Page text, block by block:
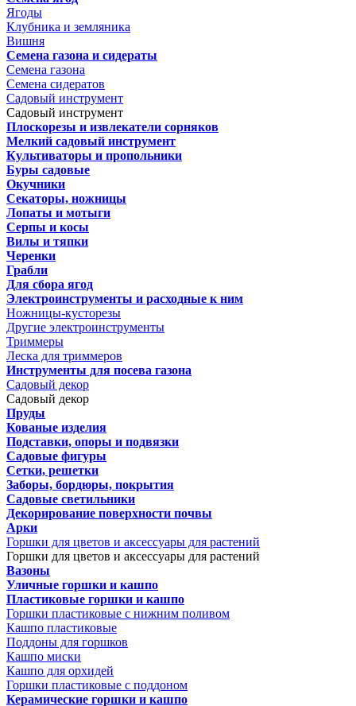
Ягоды
Клубника и земляника
Вишня
Семена газона и сидераты
Семена газона
Семена сидератов
Садовый инструмент
Садовый инструмент
Плоскорезы и извлекатели сорняков
Мелкий садовый инструмент
Культиваторы и пропольники
Буры садовые
Окучники
Секаторы, ножницы
Лопаты и мотыги
Серпы и косы
Вилы и тяпки
Черенки
Грабли
Для сбора ягод
Электроинструменты и расходные к ним
Ножницы-кусторезы
Другие электроинструменты
Триммеры
Леска для триммеров
Инструменты для посева газона
Садовый декор
Садовый декор
Пруды
Кованые изделия
Подставки, опоры и подвязки
Садовые фигуры
Сетки, решетки
Заборы, бордюры, покрытия
Садовые светильники
Декорирование поверхности почвы
Арки
Горшки для цветов и аксессуары для растений
Горшки для цветов и аксессуары для растений
Вазоны
Уличные горшки и кашпо
Пластиковые горшки и кашпо
Горшки пластиковые с нижним поливом
Кашпо пластиковые
Поддоны для горшков
Кашпо миски
Кашпо для орхидей
Горшки пластиковые с поддоном
Керамические горшки и кашпо